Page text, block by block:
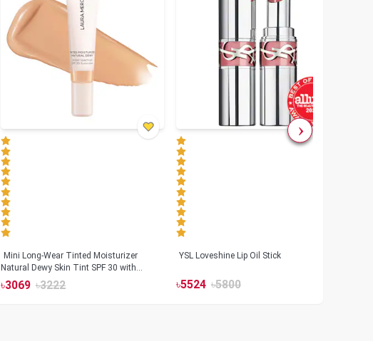
Mini Long-Wear Tinted Moisturizer
Natural Dewy Skin Tint SPF 30 with
Hyaluronic Acid
৳3069 ৳3222
YSL Loveshine Lip Oil Stick
৳5524 ৳5800